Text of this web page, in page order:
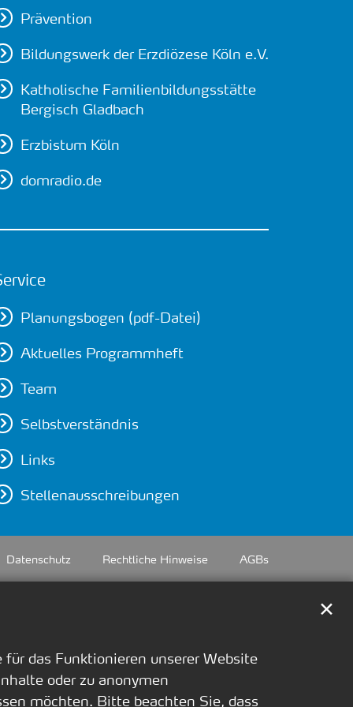
das Funktionieren unserer Website
oder zu anonymen
möchten. Bitte beachten Sie, dass
✕
Prävention
Bildungswerk der Erzdiözese Köln e.V.
Katholische Familienbildungsstätte
Bergisch Gladbach
Erzbistum Köln
domradio.de
Planungsbogen (pdf-Datei)
Aktuelles Programmheft
Team
Selbstverständnis
Links
Stellenausschreibungen
Datenschutz Rechtliche Hinweise AGBs